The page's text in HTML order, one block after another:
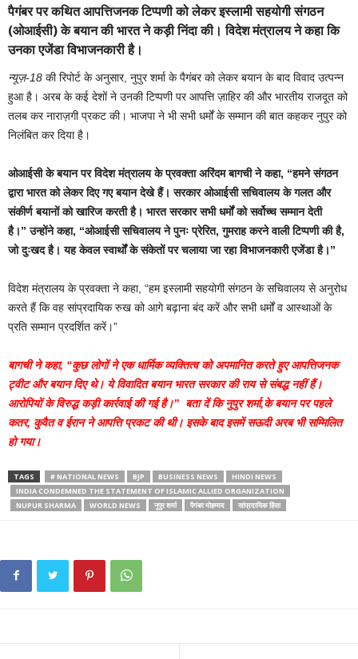
पैगंबर पर कथित आपत्तिजनक टिप्पणी को लेकर इस्लामी सहयोगी संगठन
(ओआईसी) के बयान की भारत ने कड़ी निंदा की। विदेश मंत्रालय ने कहा कि
उनका एजेंडा विभाजनकारी है।
न्यूज़-18 की रिपोर्ट के अनुसार, नुपुर शर्मा के पैगंबर को लेकर बयान के बाद विवाद उत्पन्न
हुआ है। अरब के कई देशों ने उनकी टिप्पणी पर आपत्ति ज़ाहिर की और भारतीय राजदूत को
तलब कर नाराज़गी प्रकट की। भाजपा ने भी सभी धर्मों के सम्मान की बात कहकर नुपुर को
निलंबित कर दिया है।
ओआईसी के बयान पर विदेश मंत्रालय के प्रवक्ता अरिंदम बागची ने कहा, “हमने संगठन
द्वारा भारत को लेकर दिए गए बयान देखे हैं। सरकार ओआईसी सचिवालय के गलत और
संकीर्ण बयानों को खारिज करती है। भारत सरकार सभी धर्मों को सर्वोच्च सम्मान देती
है।” उन्होंने कहा, “ओआईसी सचिवालय ने पुनः प्रेरित, गुमराह करने वाली टिप्पणी की है,
जो दुःखद है। यह केवल स्वार्थों के संकेतों पर चलाया जा रहा विभाजनकारी एजेंडा है।”
विदेश मंत्रालय के प्रवक्ता ने कहा, “हम इस्लामी सहयोगी संगठन के सचिवालय से अनुरोध
करते हैं कि वह सांप्रदायिक रुख को आगे बढ़ाना बंद करें और सभी धर्मों व आस्थाओं के
प्रति सम्मान प्रदर्शित करें।”
बागची ने कहा, “कुछ लोगों ने एक धार्मिक व्यक्तित्व को अपमानित करते हुए आपत्तिजनक
ट्वीट और बयान दिए थे। ये विवादित बयान भारत सरकार की राय से संबद्ध नहीं हैं।
आरोपियों के विरुद्ध कड़ी कार्रवाई की गई है।” बता दें कि नुपुर शर्मा,के बयान पर पहले
कतर, कुवैत व ईरान ने आपत्ति प्रकट की थी। इसके बाद इसमें सऊदी अरब भी सम्मिलित
हो गया।
TAGS # NATIONAL NEWS BJP BUSINESS NEWS
HINDI NEWS
INDIA CONDEMNED THE STATEMENT OF ISLAMIC ALLIED ORGANIZATION
NUPUR SHARMA
WORLD NEWS नूपुर शर्मा पैगंबर मोहम्मद सांप्रदायिक हिंसा